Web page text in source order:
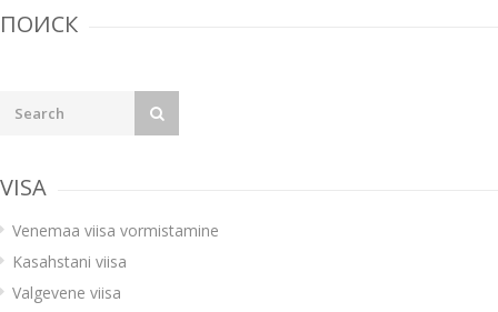
ПОИСК
VISA
Venemaa viisa vormistamine
Kasahstani viisa
Valgevene viisa